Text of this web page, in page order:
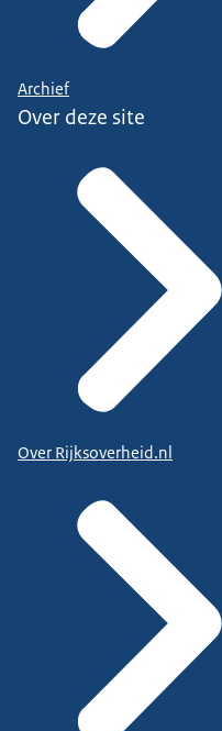
Archief
Over deze site
Over Rijksoverheid.nl